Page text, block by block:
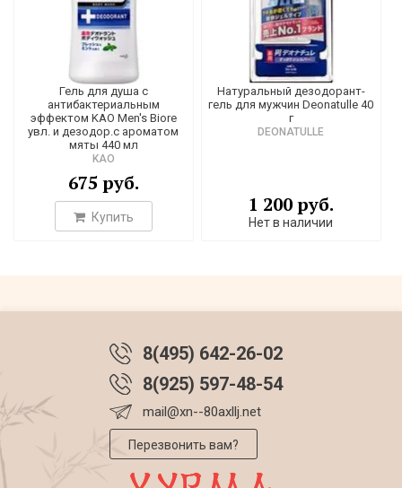
Гель для душа с
антибактериальным
эффектом KAO Men's Biore
увл. и дезодор.с ароматом
мяты 440 мл
KAO
675 руб.
Купить
Натуральный дезодорант-
гель для мужчин Deonatulle 40
г
DEONATULLE
1 200 руб.
Нет в наличии
8(495) 642-26-02
8(925) 597-48-54
mail@xn--80axllj.net
Перезвонить вам?